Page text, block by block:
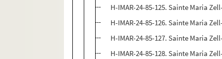
H-IMAR-24-85-125. Sainte Maria
H-IMAR-24-85-126. Sainte Maria
H-IMAR-24-85-127. Sainte Maria
H-IMAR-24-85-128. Sainte Maria